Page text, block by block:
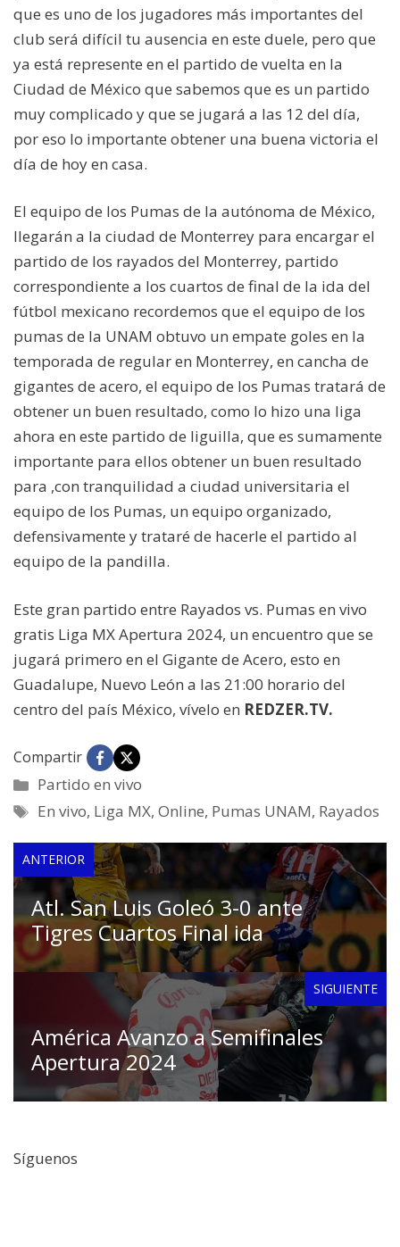
que es uno de los jugadores más importantes del
club será difícil tu ausencia en este duele, pero que
ya está represente en el partido de vuelta en la
Ciudad de México que sabemos que es un partido
muy complicado y que se jugará a las 12 del día,
por eso lo importante obtener una buena victoria el
día de hoy en casa.
El equipo de los Pumas de la autónoma de México,
llegarán a la ciudad de Monterrey para encargar el
partido de los rayados del Monterrey, partido
correspondiente a los cuartos de final de la ida del
fútbol mexicano recordemos que el equipo de los
pumas de la UNAM obtuvo un empate goles en la
temporada de regular en Monterrey, en cancha de
gigantes de acero, el equipo de los Pumas tratará de
obtener un buen resultado, como lo hizo una liga
ahora en este partido de liguilla, que es sumamente
importante para ellos obtener un buen resultado
para ,con tranquilidad a ciudad universitaria el
equipo de los Pumas, un equipo organizado,
defensivamente y trataré de hacerle el partido al
equipo de la pandilla.
Este gran partido entre Rayados vs. Pumas en vivo
gratis Liga MX Apertura 2024, un encuentro que se
jugará primero en el Gigante de Acero, esto en
Guadalupe, Nuevo León a las 21:00 horario del
centro del país México, vívelo en REDZER.TV.
Compartir
Categorías
Partido en vivo
Etiquetas
En vivo, Liga MX,Online, Pumas UNAM, Rayados
ANTERIOR
Atl. San Luis Goleó 3-0 ante
Tigres Cuartos Final ida
SIGUIENTE
América Avanzo a Semifinales
Apertura 2024
Síguenos